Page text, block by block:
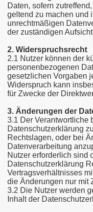
Daten, sofern
geltend zu machen und
unrechtmäßigen
der zuständigen
2. Widerspruchsrecht
2.1 Nutzer können der
personenbezogenen
gesetzlichen Vorgaben
Widerspruch kann
für Zwecke der
3. Änderungen der
3.1 Der Verantwortliche
Datenschutzerklärung
Rechtslagen, oder bei
Datenverarbeitung
Nutzer erforderlich sind
Datenschutzerklärung
Vertragsverhältnisses
die Änderungen nur mit
3.2 Die Nutzer werden
Inhalt der